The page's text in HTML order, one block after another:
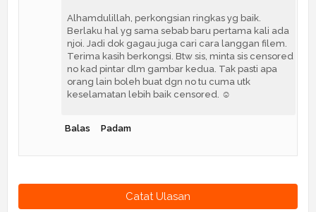
Alhamdulillah, perkongsian ringkas yg baik.
Berlaku hal yg sama sebab baru pertama kali ada
njoi. Jadi dok gagau juga cari cara langgan filem.
Terima kasih berkongsi. Btw sis, minta sis censored
no kad pintar dlm gambar kedua. Tak pasti apa
orang lain boleh buat dgn no tu cuma utk
keselamatan lebih baik censored. ☺️
Balas Padam
Catat Ulasan